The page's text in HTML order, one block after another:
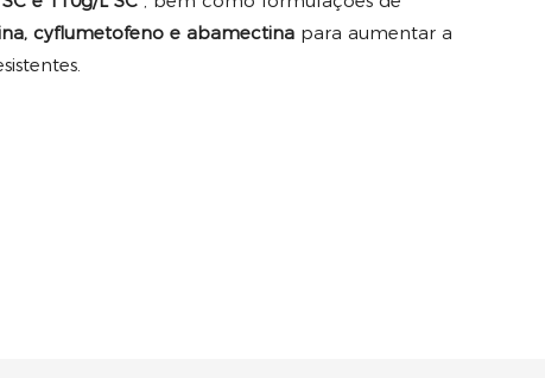
cyflumetofeno e abamectina para aumentar a